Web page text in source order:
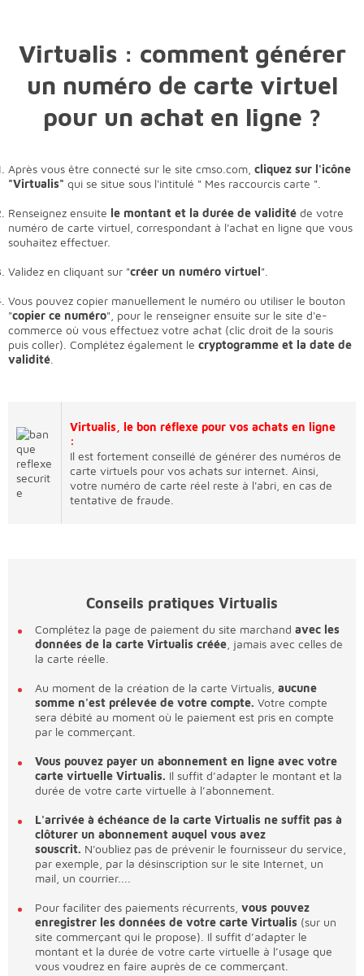
Virtualis : comment générer
un numéro de carte virtuel
pour un achat en ligne ?
Après vous être connecté sur le site cmso.com, cliquez sur l'icône
"Virtualis" qui se situe sous l'intitulé " Mes raccourcis carte ".
Renseignez ensuite le montant et la durée de validité de votre
numéro de carte virtuel, correspondant à l'achat en ligne que vous
souhaitez effectuer.
Validez en cliquant sur "créer un numéro virtuel".
Vous pouvez copier manuellement le numéro ou utiliser le bouton
"copier ce numéro", pour le renseigner ensuite sur le site d'e-
commerce où vous effectuez votre achat (clic droit de la souris
puis coller). Complétez également le cryptogramme et la date de
validité
Virtualis, le bon réflexe pour vos achats en ligne
:
Il est fortement conseillé de générer des numéros de
carte virtuels pour vos achats sur internet. Ainsi,
votre numéro de carte réel reste à l'abri, en cas de
tentative de fraude.
Conseils pratiques Virtualis
Complétez la page de paiement du site marchand avec les
données de la carte Virtualis créée , jamais avec celles de
la carte réelle.
Au moment de la création de la carte Virtualis, aucune
somme n'est prélevée de votre compte. Votre compte
sera débité au moment où le paiement est pris en compte
par le commerçant.
Vous pouvez payer un abonnement en ligne avec votre
carte virtuelle Virtualis. Il suffit d’adapter le montant et la
durée de votre carte virtuelle à l’abonnement.
L'arrivée à échéance de la carte Virtualis ne suffit pas à
clôturer un abonnement auquel vous avez
souscrit. N'oubliez pas de prévenir le fournisseur du service,
par exemple, par la désinscription sur le site Internet, un
mail, un courrier....
Pour faciliter des paiements récurrents, vous pouvez
enregistrer les données de votre carte Virtualis (sur un
site commerçant qui le propose). Il suffit d’adapter le
montant et la durée de votre carte virtuelle à l’usage que
vous voudrez en faire auprès de ce commerçant.